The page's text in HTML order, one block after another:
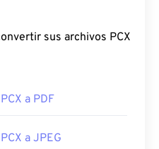
sus archivos PCX
PCX a PDF
PCX a JPEG